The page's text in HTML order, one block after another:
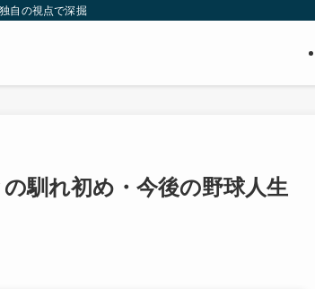
の視点で深掘りしたコンテンツをお届けします。
馴れ初め・今後の野球人生